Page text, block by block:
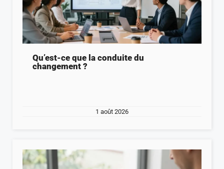
Qu’est-ce que la conduite du
changement ?
1 août 2026